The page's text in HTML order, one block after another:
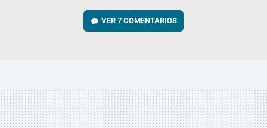
VER7 COMENTARIOS